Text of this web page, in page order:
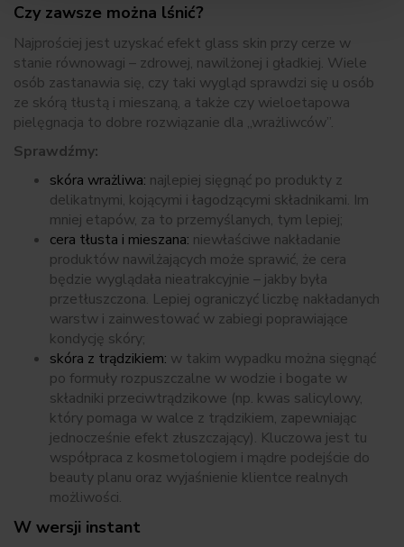
Czy zawsze można lśnić?
Najprościej jest uzyskać efekt glass skin przy cerze w
stanie równowagi – zdrowej, nawilżonej i gładkiej. Wiele
osób zastanawia się, czy taki wygląd sprawdzi się u osób
ze skórą tłustą i mieszaną, a także czy wieloetapowa
pielęgnacja to dobre rozwiązanie dla „wrażliwców”.
Sprawdźmy:
skóra wrażliwa: najlepiej sięgnąć po produkty z
delikatnymi, kojącymi i łagodzącymi składnikami. Im
mniej etapów, za to przemyślanych, tym lepiej;
cera tłusta i mieszana: niewłaściwe nakładanie
produktów nawilżających może sprawić, że cera
będzie wyglądała nieatrakcyjnie – jakby była
przetłuszczona. Lepiej ograniczyć liczbę nakładanych
warstw i zainwestować w zabiegi poprawiające
kondycję skóry;
skóra z trądzikiem: w takim wypadku można sięgnąć
po formuły rozpuszczalne w wodzie i bogate w
składniki przeciwtrądzikowe (np. kwas salicylowy,
który pomaga w walce z trądzikiem, zapewniając
jednocześnie efekt złuszczający). Kluczowa jest tu
współpraca z kosmetologiem i mądre podejście do
beauty planu oraz wyjaśnienie klientce realnych
możliwości.
W wersji instant